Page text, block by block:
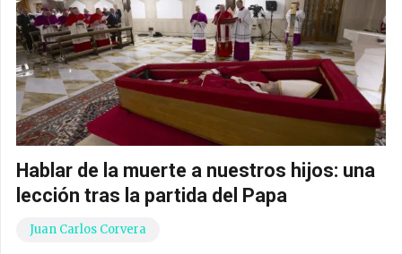
Hablar de la muerte a nuestros hijos: una
lección tras la partida del Papa
Juan Carlos Corvera